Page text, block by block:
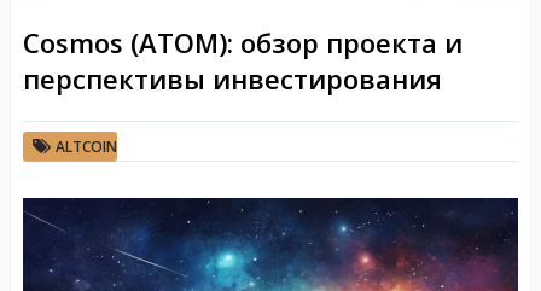
Cosmos (ATOM): обзор проекта и
перспективы инвестирования
ALTCOIN